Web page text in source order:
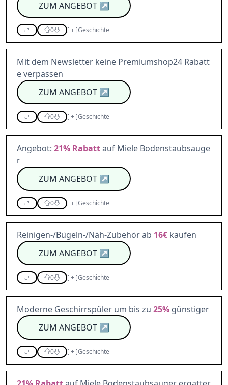
ZUM ANGEBOT↗
0 [+]Geschichte
Mit dem Newsletter keine Premiumshop24 Rabatt
e verpassen
ZUM ANGEBOT↗
0 [+]Geschichte
Angebot: 21% Rabattauf Miele Bodenstaubsauge
r
ZUM ANGEBOT↗
0 [+]Geschichte
Reinigen-/Bügeln-/Näh-Zubehör ab 16€ kaufen
ZUM ANGEBOT↗
0 [+]Geschichte
Moderne Geschirrspüler um bis zu 25% günstiger
ZUM ANGEBOT↗
0 [+]Geschichte